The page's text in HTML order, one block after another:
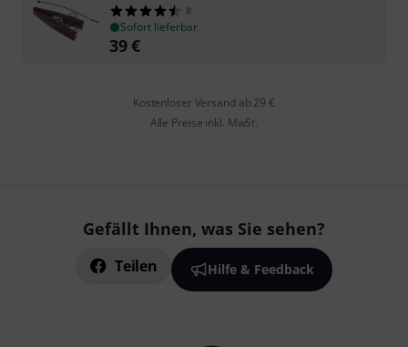
8
Sofort lieferbar
39€
Kostenloser Versand ab 29 €
Alle Preise inkl. MwSt.
Gefällt Ihnen, was Sie sehen?
Teilen Hilfe & Feedback